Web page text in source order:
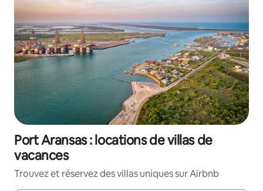
Port Aransas : locations de villas de
vacances
Trouvez et réservez des villas uniques sur Airbnb